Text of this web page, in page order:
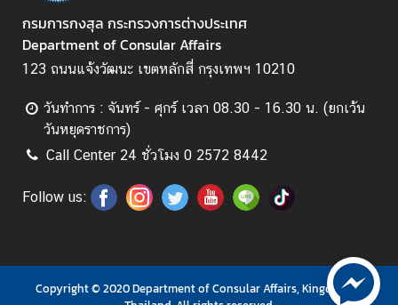
ต
อ
บ
แ
บ
ฟ
กรมการกงสุล กระทรวงการต่างประเทศ
Department of Consular Affairs
123 ถนนแจ้งวัฒนะ เขตหลักสี่ กรุงเทพฯ 10210
วันทำการ : จันทร์ - ศุกร์ เวลา 08.30 - 16.30 น. (ยกเว้น
วันหยุดราชการ)
Call Center 24 ชั่วโมง 0 2572 8442
Follow us:
Copyright © 2020 Department of Consular Affairs, Kingdom of